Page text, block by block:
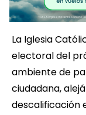
La Iglesia
electoral del
ambiente de
ciudadana,
descalificación